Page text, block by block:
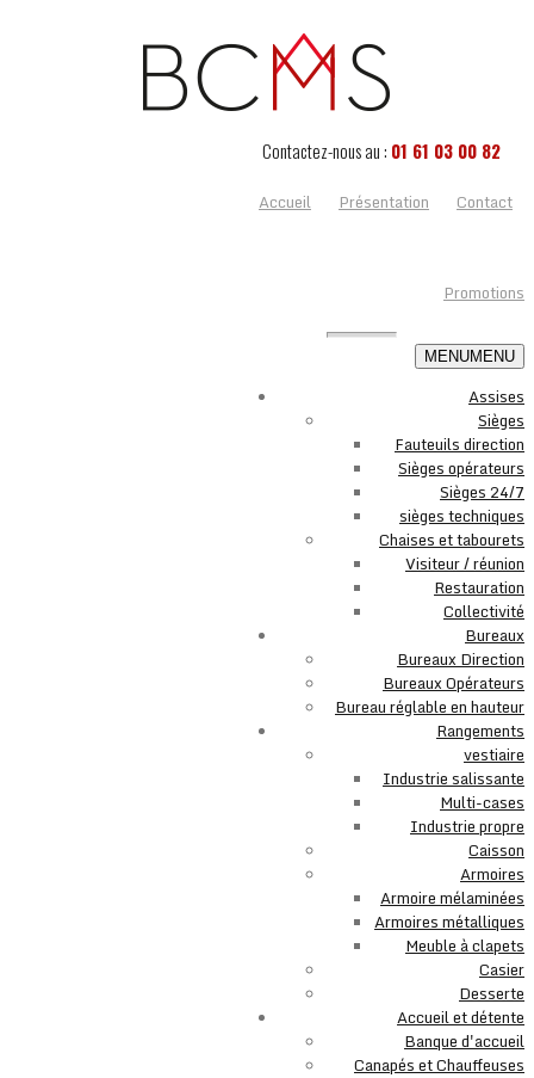
Contactez-nous au : 01 61 03 00 82
Accueil
Présentation Contact
Promotions
MENUMENU
Assises
Sièges
Fauteuils direction
Sièges opérateurs
Sièges 24/7
sièges techniques
Chaises et tabourets
Visiteur / réunion
Restauration
Collectivité
Bureaux
Bureaux Direction
Bureaux Opérateurs
Bureau réglable en hauteur
Rangements
vestiaire
Industrie salissante
Multi-cases
Industrie propre
Caisson
Armoires
Armoire mélaminées
Armoires métalliques
Meuble à clapets
Casier
Desserte
Accueil et détente
Banque d'accueil
Canapés et Chauffeuses